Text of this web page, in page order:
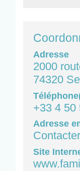
Adresse
2000
74320
+33 4 50
Adresse
Site